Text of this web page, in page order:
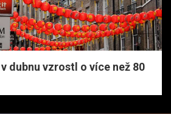
dubnu vzrostl o více než 80